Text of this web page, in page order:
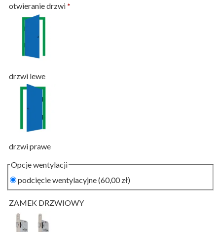
otwieranie drzwi *
drzwi lewe
drzwi prawe
Opcje wentylacji
podcięcie wentylacyjne(60,00 zł)
ZAMEK DRZWIOWY